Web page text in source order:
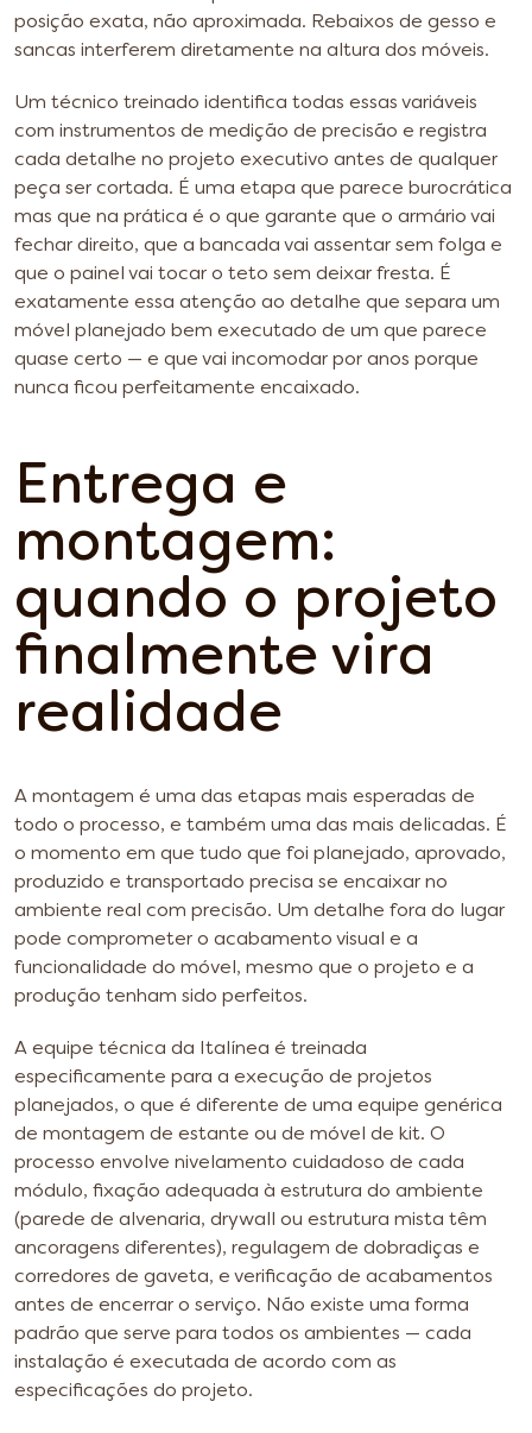
posição exata, não aproximada. Rebaixos de gesso e
sancas interferem diretamente na altura dos móveis.
Um técnico treinado identifica todas essas variáveis
com instrumentos de medição de precisão e registra
cada detalhe no projeto executivo antes de qualquer
peça ser cortada. É uma etapa que parece burocrática
mas que na prática é o que garante que o armário vai
fechar direito, que a bancada vai assentar sem folga e
que o painel vai tocar o teto sem deixar fresta. É
exatamente essa atenção ao detalhe que separa um
móvel planejado bem executado de um que parece
quase certo — e que vai incomodar por anos porque
nunca ficou perfeitamente encaixado.
Entrega e
montagem:
quando o projeto
finalmente vira
realidade
A montagem é uma das etapas mais esperadas de
todo o processo, e também uma das mais delicadas. É
o momento em que tudo que foi planejado, aprovado,
produzido e transportado precisa se encaixar no
ambiente real com precisão. Um detalhe fora do lugar
pode comprometer o acabamento visual e a
funcionalidade do móvel, mesmo que o projeto e a
produção tenham sido perfeitos.
A equipe técnica da Italínea é treinada
especificamente para a execução de projetos
planejados, o que é diferente de uma equipe genérica
de montagem de estante ou de móvel de kit. O
processo envolve nivelamento cuidadoso de cada
módulo, fixação adequada à estrutura do ambiente
(parede de alvenaria, drywall ou estrutura mista têm
ancoragens diferentes), regulagem de dobradiças e
corredores de gaveta, e verificação de acabamentos
antes de encerrar o serviço. Não existe uma forma
padrão que serve para todos os ambientes — cada
instalação é executada de acordo com as
especificações do projeto.